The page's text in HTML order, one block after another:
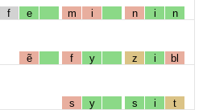
f e m i n i n
ẽ f y z i bl
s y s i t